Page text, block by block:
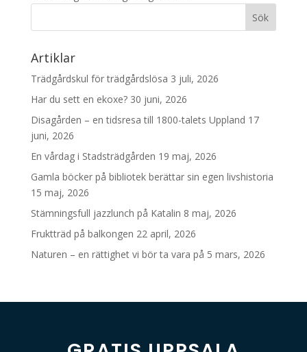
Artiklar
Trädgårdskul för trädgårdslösa 3 juli, 2026
Har du sett en ekoxe? 30 juni, 2026
Disagården – en tidsresa till 1800-talets Uppland 17
juni, 2026
En vårdag i Stadsträdgården 19 maj, 2026
Gamla böcker på bibliotek berättar sin egen livshistoria
15 maj, 2026
Stämningsfull jazzlunch på Katalin 8 maj, 2026
Fruktträd på balkongen 22 april, 2026
Naturen – en rättighet vi bör ta vara på 5 mars, 2026